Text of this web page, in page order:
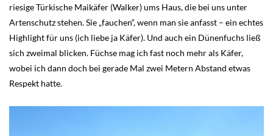
riesige Türkische Maikäfer (Walker) ums Haus, die bei uns unter
Artenschutz stehen. Sie „fauchen“, wenn man sie anfasst – ein echtes
Highlight für uns (ich liebe ja Käfer). Und auch ein Dünenfuchs ließ
sich zweimal blicken. Füchse mag ich fast noch mehr als Käfer,
wobei ich dann doch bei gerade Mal zwei Metern Abstand etwas
Respekt hatte.